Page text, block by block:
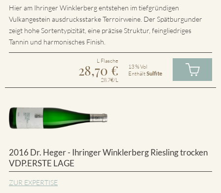
Hier am Ihringer Winklerberg entstehen im tiefgründigen
Vulkangestein ausdrucksstarke Terroirweine. Der Spätburgunder
zeigt hohe Sortentypizität, eine präzise Struktur, feingliedriges
Tannin und harmonisches Finish.
L Flasche
28,70 €
28.7€/L
13 % Vol
EnthältSulfite
2016 Dr. Heger - Ihringer Winklerberg Riesling trocken
VDP.ERSTE LAGE
ZUR EXPERTISE